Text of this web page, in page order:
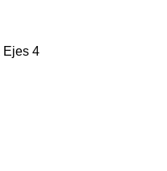
Ejes 4